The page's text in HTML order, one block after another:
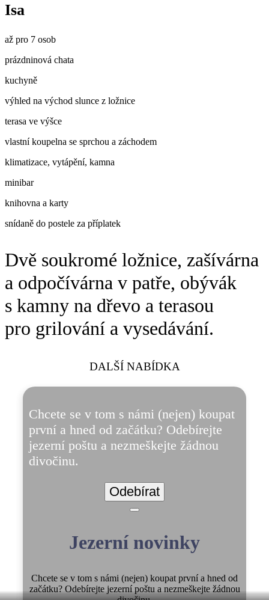
Isa
až pro 7 osob
prázdninová chata
kuchyně
výhled na východ slunce z ložnice
terasa ve výšce
vlastní koupelna se sprchou a záchodem
klimatizace, vytápění, kamna
minibar
knihovna a karty
snídaně do postele za příplatek
Dvě soukromé ložnice, zašívárna
a odpočívárna v patře, obývák
s kamny na dřevo a terasou
pro grilování a vysedávání.
DALŠÍ NABÍDKA
Chcete se v tom s námi (nejen) koupat
první a hned od začátku? Odebírejte
jezerní poštu a nezmeškejte žádnou
divočinu.
Odebírat
Jezerní novinky
Chcete se v tom s námi (nejen) koupat první a hned od
začátku? Odebírejte jezerní poštu a nezmeškejte žádnou